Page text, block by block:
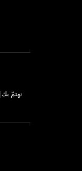
نهتمّ بك